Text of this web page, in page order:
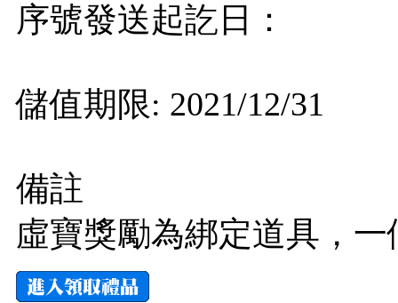
序號發送起訖日：
儲值期限: 2021/12/31
備註
虛寶獎勵為綁定道具，